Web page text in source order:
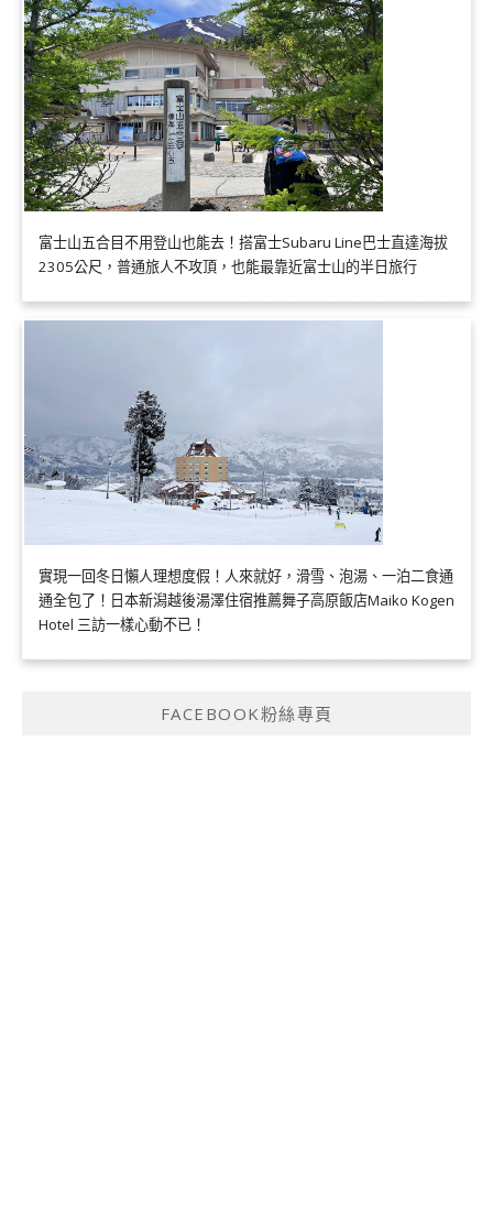
富士山五合目不用登山也能去！搭富士Subaru Line巴士直達海拔
2305公尺，普通旅人不攻頂，也能最靠近富士山的半日旅行
實現一回冬日懶人理想度假！人來就好，滑雪、泡湯、一泊二食通
通全包了！日本新潟越後湯澤住宿推薦舞子高原飯店Maiko Kogen
Hotel 三訪一樣心動不已！
FACEBOOK粉絲專頁